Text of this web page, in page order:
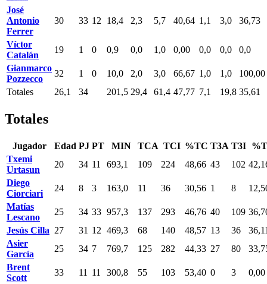
José
Antonio
Ferrer
30 33 12 18,4 2,3 5,7 40,64 1,1 3,0 36,73
Víctor
Catalán
19 1 0 0,9 0,0 1,0 0,00 0,0 0,0
0,0
Gianmarco
Pozzecco
32 1 0 10,0 2,0 3,0 66,67 1,0 1,0
100,00
Totales
26,1 34 201,5 29,4 61,4 47,77 7,1 19,8 35,61
Totales
Jugador Edad PJ PT MIN TCA TCI %TC T3A T3I
Txemi
Urtasun
20 34 11 693,1 109 224 48,66 43 102
Diego
Ciorciari
24 8 3 163,0 11 36 30,56 1 8
Matías
Lescano
25 34 33 957,3 137 293 46,76 40 109
Jesús Cilla 27 31 12 469,3 68 140 48,57 13 36
Asier
García
25 34 7 769,7 125 282 44,33 27 80
Brent
Scott
33 11 11 300,8 55 103 53,40 0 3
0,00